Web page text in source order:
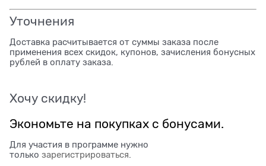
Уточнения
Доставка расчитывается от суммы заказа после
применения всех скидок, купонов, зачисления бонусных
рублей в оплату заказа.
Хочу скидку!
Экономьте на покупках с бонусами.
Для участия в программе нужно
только зарегистрироваться